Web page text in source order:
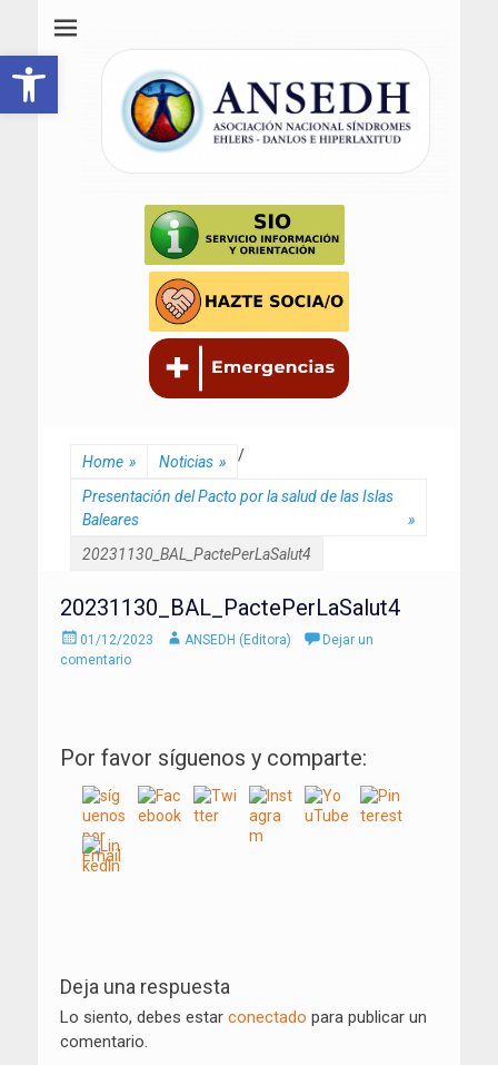
Abrir barra de herramientas
Home » Noticias » /
Presentación del Pacto por la salud de las Islas
Baleares
»
20231130_BAL_PactePerLaSalut4
20231130_BAL_PactePerLaSalut4
Enviado
el
01/12/2023 AutorANSEDH (Editora)
Dejar un
comentario
Por favor síguenos y comparte:
de
entradas
Deja una respuesta
Lo siento, debes estar conectado para publicar un
comentario.